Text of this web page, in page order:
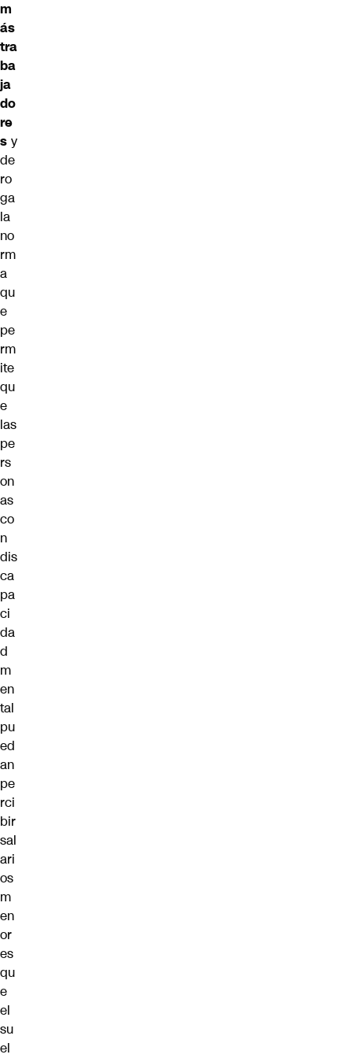
m
ás
tra
ba
ja
do
re
s y
de
ro
ga
la
no
rm
a
qu
e
pe
rm
ite
qu
e
las
pe
rs
on
as
co
n
dis
ca
pa
ci
da
d
m
en
tal
pu
ed
an
pe
rci
bir
sal
ari
os
m
en
or
es
qu
e
el
su
el